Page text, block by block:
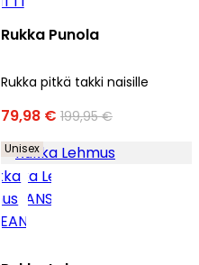
Rukka Punola
Rukka pitkä takki naisille
79,98 € 199,95 €
Unisex